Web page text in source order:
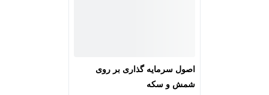
اصول سرمایه گذاری بر روی
شمش و سکه